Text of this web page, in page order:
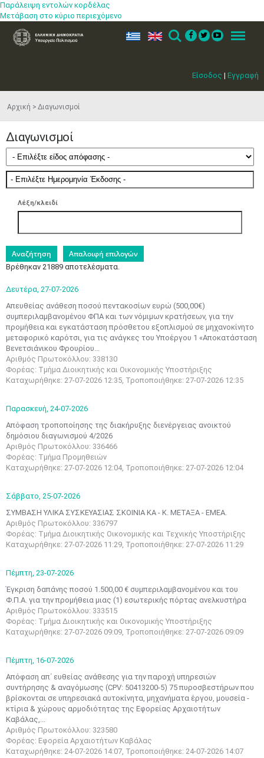
Παράλειψη εντολών κορδέλας
Μετάβαση στο κύριο περιεχόμενο
Είσοδος | Εγγραφή
ελ en Search Menu
Αρχική Διαγωνισμοί
Διαγωνισμοί
Λέξη/κλειδί
Βρέθηκαν 21889 αποτελέσματα.
Δευτέρα, 27-07-2026
Απευθείας ανάθεση ποσού πεντακοσίων ευρώ (500,00€)
συμπεριλαμβανομένου ΦΠΑ και των νόμιμων κρατήσεων, για την
προμήθεια και εγκατάσταση πρόσθετου εξοπλισμού σε μηχανοκίνητο
μεταφορικό καρότσι, για τις ανάγκες του Υποέργου 1 «Αποκατάσταση
Βενετσιάνικου Φρουρίου...
Αριθμός Πρωτοκόλλου: 338130
Φορέας: Τμήμα Διοικητικής και Οικονομικής Υποστήριξης
Καταχωρήθηκε: 27-07-2026 12:35, Τροποποιήθηκε: 27-07-2026 12:35
Παρασκευή, 24-07-2026
Απόφαση τροποποίησης της διακήρυξης διενέργειας ανοικτού
δημόσιου διαγωνισμού 4/2026
Αριθμός Πρωτοκόλλου: 336466
Φορέας: Τμήμα Προμηθειών
Καταχωρήθηκε: 27-07-2026 12:04, Τροποποιήθηκε: 27-07-2026 12:04
Σάββατο, 25-07-2026
ΣΥΜΒΑΣΗ ΥΛΙΚΑ ΣΥΣΚΕΥΑΣΙΑΣ ΣΚΟΙΝΙΑ ΚΑ - Κ. ΜΕΤΑΞΑ - ΕΜΕΑ.
Αριθμός Πρωτοκόλλου: 336797
Φορέας: Τμήμα Διοικητικής Οικονομικής και Τεχνικής Υποστήριξης
Καταχωρήθηκε: 27-07-2026 11:29, Τροποποιήθηκε: 27-07-2026 11:29
Πέμπτη, 23-07-2026
Έγκριση δαπάνης ποσού 1.500,00 € συμπεριλαμβανομένου και του
Φ.Π.Α. για την προμήθεια μιας (1) εσωτερικής πόρτας ανελκυστήρα
Αριθμός Πρωτοκόλλου: 333515
Φορέας: Τμήμα Διοικητικής και Οικονομικής Υποστήριξης
Καταχωρήθηκε: 27-07-2026 09:09, Τροποποιήθηκε: 27-07-2026 09:09
Πέμπτη, 16-07-2026
Απόφαση απ΄ ευθείας ανάθεσης για την παροχή υπηρεσιών
συντήρησης & αναγόμωσης (CPV: 50413200-5) 75 πυροσβεστήρων που
βρίσκονται σε υπηρεσιακά αυτοκίνητα, μηχανήματα έργου, μουσεία -
κτίρια & χώρους αρμοδιότητας της Εφορείας Αρχαιοτήτων
Καβάλας,...
Αριθμός Πρωτοκόλλου: 323580
Φορέας: Εφορεία Αρχαιοτήτων Καβάλας
Καταχωρήθηκε: 24-07-2026 14:07, Τροποποιήθηκε: 24-07-2026 14:07